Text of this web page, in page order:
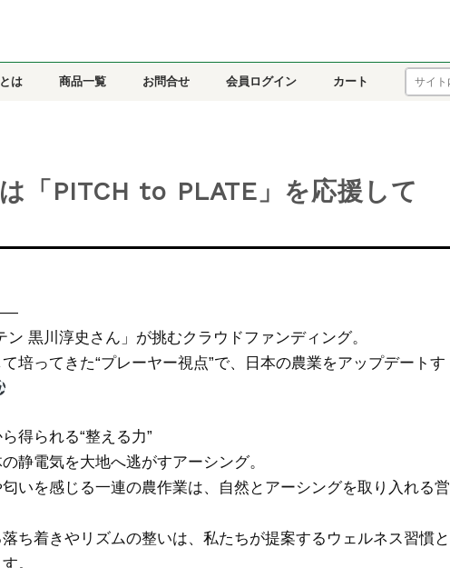
は 商品一覧 お問合せ 会員ログイン カート
「PITCH to PLATE」を応援して
ン 黒川淳史さん」が挑むクラウドファンディング。
培ってきた“プレーヤー視点”で、日本の農業をアップデートす
得られる“整える力”
静電気を大地へ逃がすアーシング。
いを感じる一連の農作業は、自然とアーシングを取り入れる営
ち着きやリズムの整いは、私たちが提案するウェルネス習慣と
。